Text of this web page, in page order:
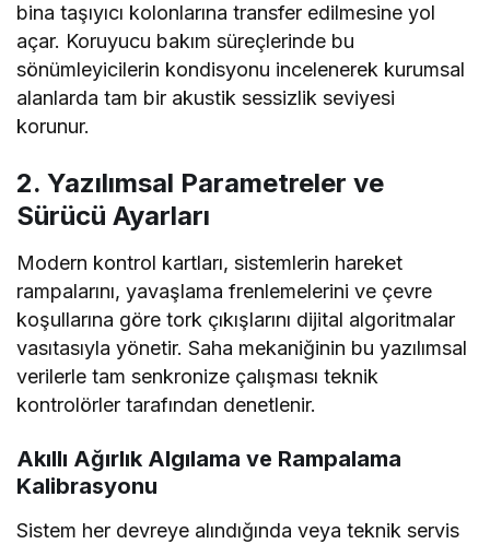
bina taşıyıcı kolonlarına transfer edilmesine yol
açar. Koruyucu bakım süreçlerinde bu
sönümleyicilerin kondisyonu incelenerek kurumsal
alanlarda tam bir akustik sessizlik seviyesi
korunur.
2. Yazılımsal Parametreler ve
Sürücü Ayarları
Modern kontrol kartları, sistemlerin hareket
rampalarını, yavaşlama frenlemelerini ve çevre
koşullarına göre tork çıkışlarını dijital algoritmalar
vasıtasıyla yönetir. Saha mekaniğinin bu yazılımsal
verilerle tam senkronize çalışması teknik
kontrolörler tarafından denetlenir.
Akıllı Ağırlık Algılama ve Rampalama
Kalibrasyonu
Sistem her devreye alındığında veya teknik servis